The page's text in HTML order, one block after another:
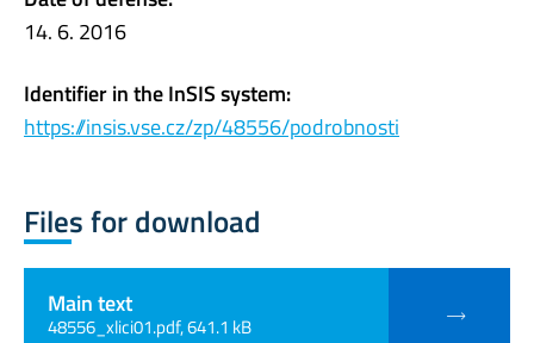
14. 6. 2016
Identifier in the InSIS system:
https://insis.vse.cz/zp/48556/podrobnosti
Files for download
Main text
48556_xlici01.pdf, 641.1 kB